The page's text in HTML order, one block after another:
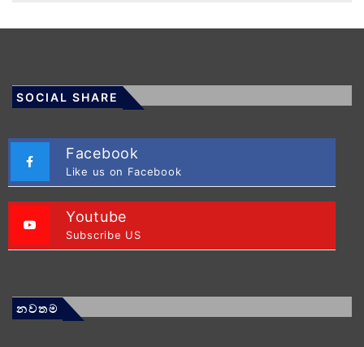
SOCIAL SHARE
Facebook
Like us on Facebook
Youtube
Subscribe US
නවතම